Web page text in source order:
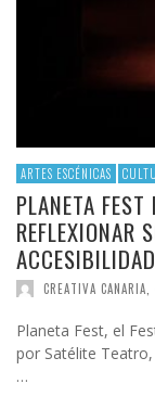
ARTES ESCÉNICAS
PLANETA
REFLEXIONAR
CREATIVA CANARIA
Planeta Fest, el
por Satélite
…